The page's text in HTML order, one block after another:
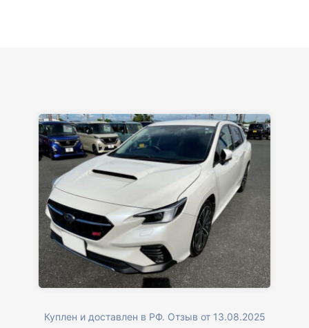
Куплен и доставлен в РФ. Отзыв от 13.08.2025